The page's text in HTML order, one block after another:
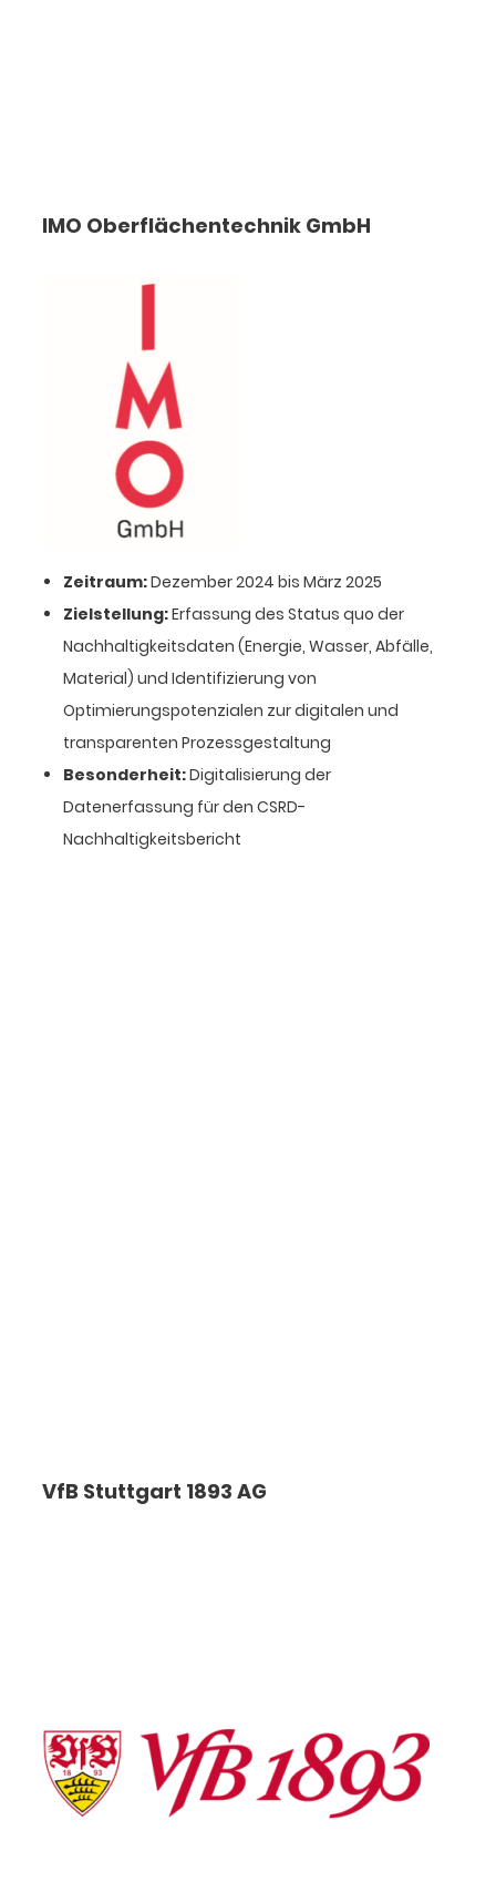
IMO Oberflächentechnik GmbH
Zeitraum:Dezember 2024 bis März 2025
Zielstellung:Erfassung des Status quo der
Nachhaltigkeitsdaten (Energie, Wasser, Abfälle,
Material) und Identifizierung von
Optimierungspotenzialen zur digitalen und
transparenten Prozessgestaltung
Besonderheit:Digitalisierung der
Datenerfassung für den CSRD-
Nachhaltigkeitsbericht
VfB Stuttgart 1893 AG